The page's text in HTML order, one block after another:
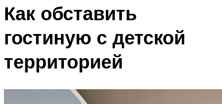
Как обставить
гостиную с детской
территорией